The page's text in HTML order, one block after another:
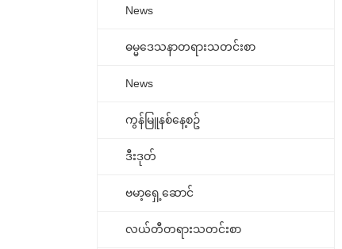
News
ဓမ္မ‌ဒေသနာတရားသတင်းစာ
News
ကွန်မြူနစ်နေ့စဥ်
ဒီးဒုတ်
ဗမာ့ရှေ့ဆောင်
လယ်တီတရားသတင်းစာ